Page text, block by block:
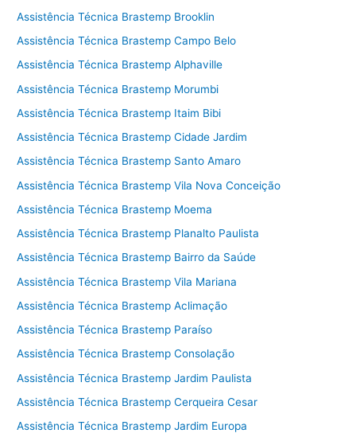
Assistência Técnica Brastemp Brooklin
Assistência Técnica Brastemp Campo Belo
Assistência Técnica Brastemp Alphaville
Assistência Técnica Brastemp Morumbi
Assistência Técnica Brastemp Itaim Bibi
Assistência Técnica Brastemp Cidade Jardim
Assistência Técnica Brastemp Santo Amaro
Assistência Técnica Brastemp Vila Nova Conceição
Assistência Técnica Brastemp Moema
Assistência Técnica Brastemp Planalto Paulista
Assistência Técnica Brastemp Bairro da Saúde
Assistência Técnica Brastemp Vila Mariana
Assistência Técnica Brastemp Aclimação
Assistência Técnica Brastemp Paraíso
Assistência Técnica Brastemp Consolação
Assistência Técnica Brastemp Jardim Paulista
Assistência Técnica Brastemp Cerqueira Cesar
Assistência Técnica Brastemp Jardim Europa